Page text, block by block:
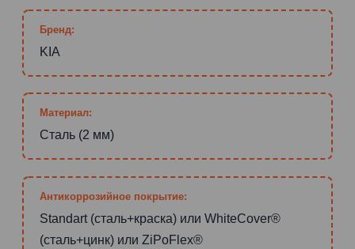
Бренд:
KIA
Материал:
Сталь (2 мм)
Антикоррозийное покрытие:
Standart (сталь+краска) или WhiteCover®
(сталь+цинк) или ZiPoFlex®